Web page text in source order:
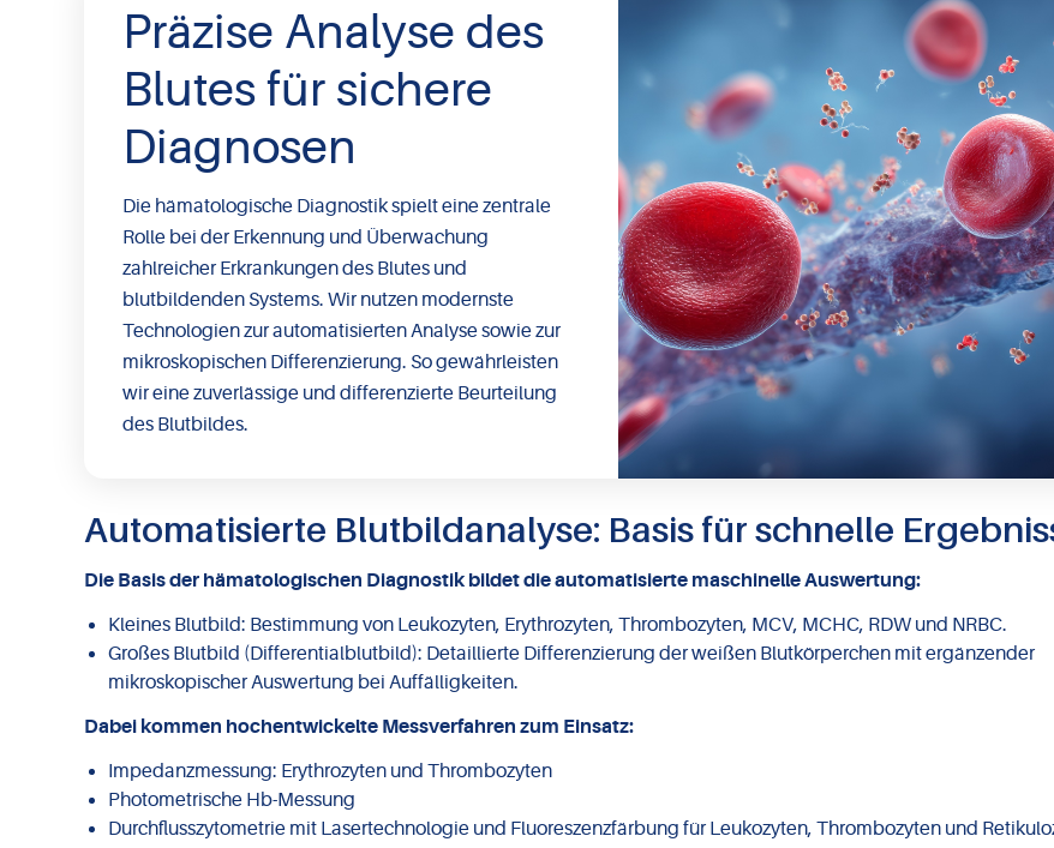
Präzise Analyse des
Blutes für sichere
Diagnosen
Die hämatologische Diagnostik spielt eine zentrale
Rolle bei der Erkennung und Überwachung
zahlreicher Erkrankungen des Blutes und
blutbildenden Systems. Wir nutzen modernste
Technologien zur automatisierten Analyse sowie zur
mikroskopischen Differenzierung. So gewährleisten
wir eine zuverlässige und differenzierte Beurteilung
des Blutbildes.
Automatisierte Blutbildanalyse: Basis für schnelle
Die Basis der hämatologischen Diagnostik bildet die automatisierte maschinelle Auswertung:
Kleines Blutbild: Bestimmung von Leukozyten, Erythrozyten, Thrombozyten, MCV, MCHC, RDW und NRBC.
Großes Blutbild (Differentialblutbild): Detaillierte Differenzierung der weißen Blutkörperchen mit ergänzender
mikroskopischer Auswertung bei Auffälligkeiten.
Dabei kommen hochentwickelte Messverfahren zum Einsatz:
Impedanzmessung: Erythrozyten und Thrombozyten
Photometrische Hb-Messung
Durchflusszytometrie mit Lasertechnologie und Fluoreszenzfärbung für Leukozyten, Thrombozyten und